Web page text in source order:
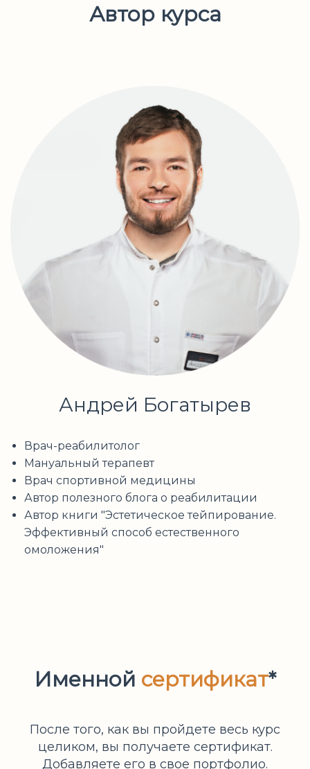
Автор курса
Андрей Богатырев
Врач-реабилитолог
Мануальный терапевт
Врач спортивной медицины
Автор полезного блога о реабилитации
Автор книги "Эстетическое тейпирование.
Эффективный способ естественного
омоложения"
Именной сертификат*
После того, как вы пройдете весь курс
целиком, вы получаете сертификат.
Добавляете его в свое портфолио.